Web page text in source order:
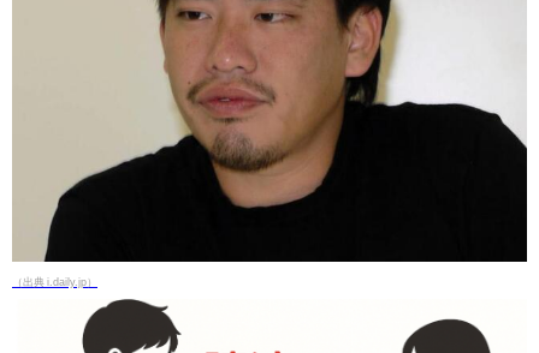
（出典 i.daily.jp）